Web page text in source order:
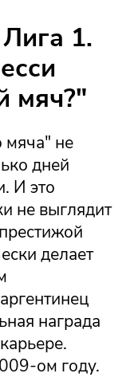
1.
мяч?"
мяча" не
дней
И это
не выглядит
делает
награда
ом году.